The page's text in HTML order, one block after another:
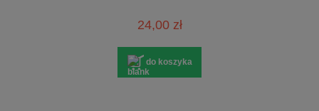
24,00 zł
do koszyka